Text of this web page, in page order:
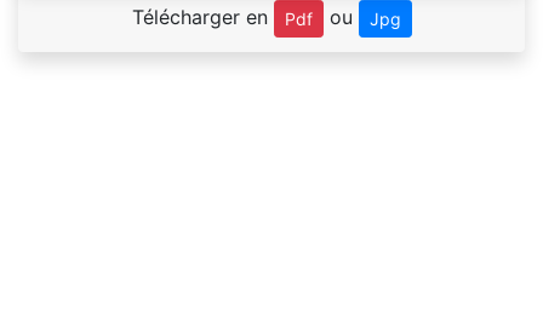
Télécharger en Pdf ou Jpg